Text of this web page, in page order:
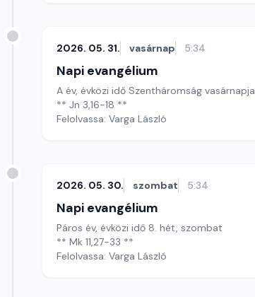
2026. 05. 31. vasárnap 5:34
Napi evangélium
A év, évközi idő Szentháromság vasárnapja
** Jn 3,16-18 **
Felolvassa: Varga László
2026. 05. 30. szombat 5:34
Napi evangélium
Páros év, évközi idő 8. hét, szombat
** Mk 11,27-33 **
Felolvassa: Varga László